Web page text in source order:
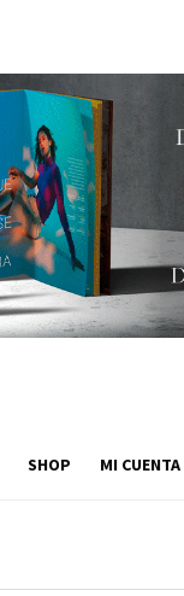
SHOP MI CUENTA